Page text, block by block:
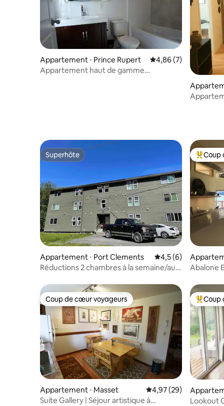
Appartement ⋅ Prince Rupert Évaluation moyenne
4,86 (7)
Appartement haut de gamme
cuisine
Superhôte
Superhôte
Appartement ⋅ Port Clements Évaluation
4,5 (6)
Réductions 2 chambres à la semaine/au
Coups
Coup
Abalone
Coup de cœur voyageurs
Coup de cœur voyageurs
Appartement ⋅ Masset Évaluation moyenne
4,97 (29)
Suite Gallery | Séjour artistique à
Coups
Coup
Lookout